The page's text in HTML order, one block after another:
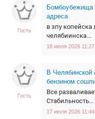
Гость
Бомбоубежища
адреса
в зпу копейска
челябиинска...
18 июля 2026 11:27
Гость
В Челябинской
бензином
Все
Стабильность...
17 июля 2026 11:44